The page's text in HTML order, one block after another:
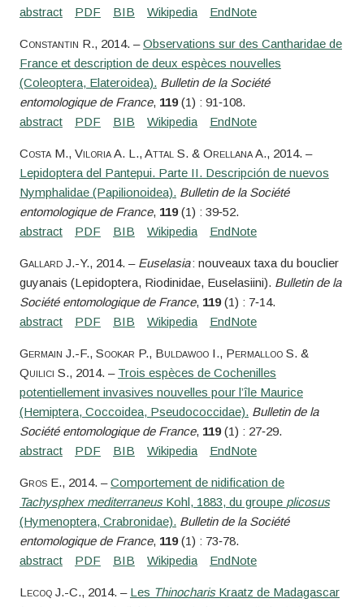
Constantin R., 2014. –Observations sur des Cantharidae de
France et description de deux espèces nouvelles
(Coleoptera, Elateroidea). Bulletin de la Société
entomologique de France, 119(1) : 91‑108.
CostaM., ViloriaA. L., Attal S. & OrellanaA., 2014. –
Lepidoptera del Pantepui. Parte II. Descripción de nuevos
Nymphalidae (Papilionoidea). Bulletin de la Société
entomologique de France, 119(1) : 39‑52.
GallardJ.-Y., 2014. – Euselasia: nouveaux taxa du bouclier
guyanais (Lepidoptera, Riodinidae, Euselasiini). Bulletin de la
Société entomologique de France, 119(1) : 7‑14.
Germain J.-F., Sookar P., BuldawooI., PermallooS. &
Quilici S., 2014. – Trois espèces de Cochenilles
potentiellement invasives nouvelles pour l’île Maurice
(Hemiptera, Coccoidea, Pseudococcidae). Bulletin de la
Société entomologique de France, 119(1) : 27‑29.
GrosE., 2014. –Comportement de nidification de
Tachysphex mediterraneusKohl, 1883, du groupe plicosus
(Hymenoptera, Crabronidae). Bulletin de la Société
entomologique de France, 119(1) : 73‑78.
LecoqJ.-C., 2014. – Les ThinocharisKraatz de Madagascar